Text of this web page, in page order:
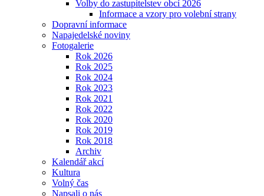
Volby do zastupitelstev obcí 2026
Informace a vzory pro volební strany
Dopravní informace
Napajedelské noviny
Fotogalerie
Rok 2026
Rok 2025
Rok 2024
Rok 2023
Rok 2021
Rok 2022
Rok 2020
Rok 2019
Rok 2018
Archiv
Kalendář akcí
Kultura
Volný čas
Napsali o nás